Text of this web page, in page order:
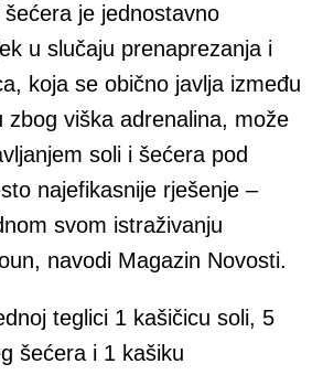
je jednostavno
u slučaju prenaprezanja i
koja se obično javlja između
zbog viška adrenalina, može
soli i šećera pod
najefikasnije rješenje –
svom istraživanju
navodi Magazin Novosti.
teglici 1 kašičicu soli, 5
šećera i 1 kašiku